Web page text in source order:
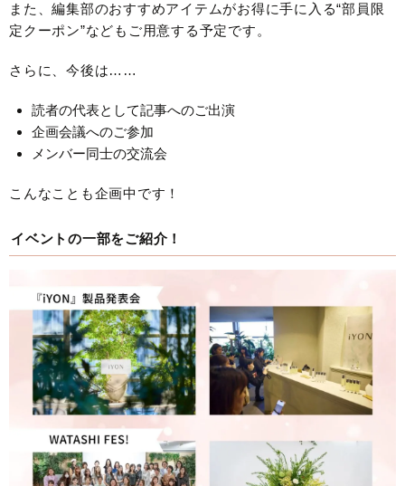
また、編集部のおすすめアイテムがお得に手に入る“部員限
定クーポン”などもご用意する予定です。
さらに、今後は……
読者の代表として記事へのご出演
企画会議へのご参加
メンバー同士の交流会
こんなことも企画中です！
イベントの一部をご紹介！